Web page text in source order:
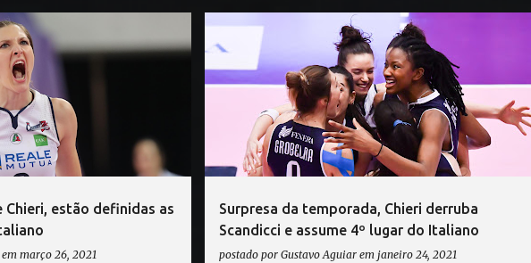
Chieri, estão definidas as
em março 26, 2021
Surpresa da temporada, Chieri derruba
Scandicci e assume 4º lugar do Italiano
postado por Gustavo Aguiar em janeiro 24, 2021
CAMPEONATO ITALIANO DE VÔLEI
REALE MUTUA FENERA CHIERI
SAVINO DEL BENE SCANDICCI